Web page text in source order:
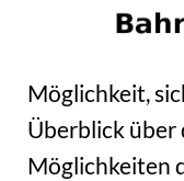
Möglichkeit,
Überblick über
Möglichkeiten